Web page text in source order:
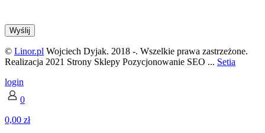
© Linor.pl Wojciech Dyjak. 2018 -. Wszelkie prawa zastrzeżone.
Realizacja 2021 Strony Sklepy Pozycjonowanie SEO ... Setia
login
0
0,00 zł